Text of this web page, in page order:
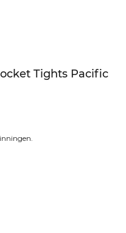
Tights Pacific